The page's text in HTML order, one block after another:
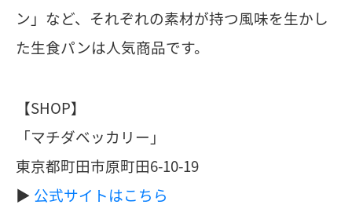
ン」など、それぞれの素材が持つ風味を生かし
た生食パンは人気商品です。
【SHOP】
「マチダベッカリー」
東京都町田市原町田6-10-19
▶︎ 公式サイトはこちら